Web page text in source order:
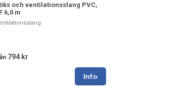
och ventilationsslang PVC,
6,0 m
794 kr